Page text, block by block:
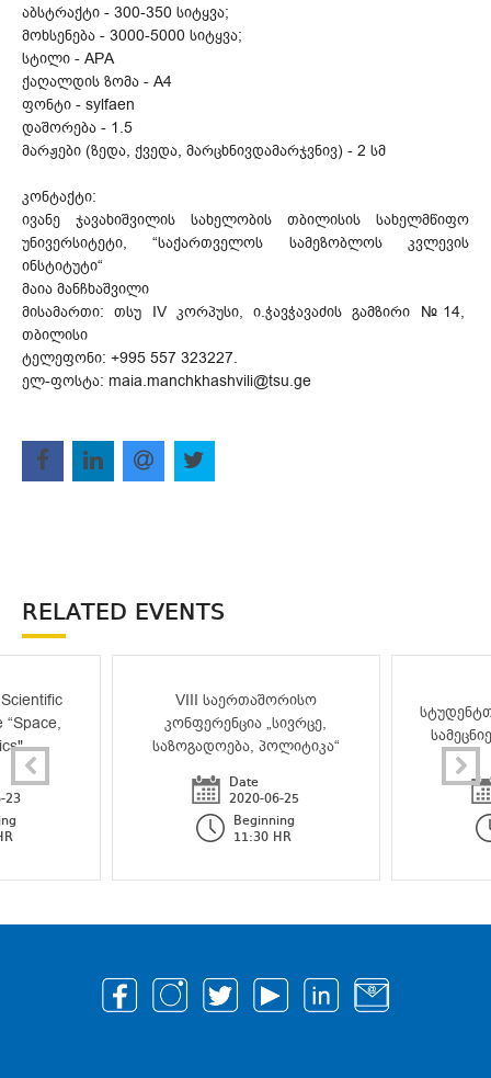
აბსტრაქტი - 300-350 სიტყვა;
მოხსენება - 3000-5000 სიტყვა;
სტილი - APA
ქაღალდის ზომა - A4
ფონტი - sylfaen
დაშორება - 1.5
მარჟები (ზედა, ქვედა, მარცხნივდამარჯვნივ) - 2 სმ
კონტაქტი:
ივანე ჯავახიშვილის სახელობის თბილისის სახელმწიფო
უნივერსიტეტი, “საქართველოს სამეზობლოს კვლევის
ინსტიტუტი“
მაია მანჩხაშვილი
მისამართი: თსუ IV კორპუსი, ი.ჭავჭავაძის გამზირი №14,
თბილისი
ტელეფონი: +995 557 323227.
ელ-ფოსტა: maia.manchkhashvili@tsu.ge
RELATED EVENTS
23
VIII საერთაშორისო
კონფერენცია „სივრცე,
საზოგადოება, პოლიტიკა“
Date
2020-06-25
Beginning
11:30 HR